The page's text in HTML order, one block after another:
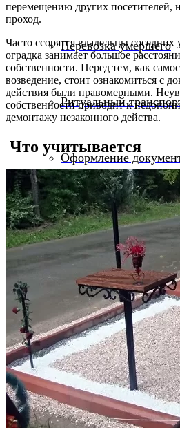
Перевозка умершего
Ритуальный
Оформление
Отпевание
Подготовка и
Подготовка могил
Организация поминок
перемещению других посетителей,
проход.
Часто ссорятся владельцы соседних
оградка занимает большое
собственности. Перед тем, как
возведение, стоит ознакомиться с
действия были правомерными.
собственности приводит к
демонтажу незаконного действа.
Что учитывается